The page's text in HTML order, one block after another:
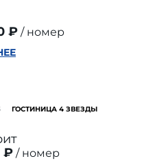
₽
номер
ГОСТИНИЦА 4 ЗВЕЗДЫ
₽
номер